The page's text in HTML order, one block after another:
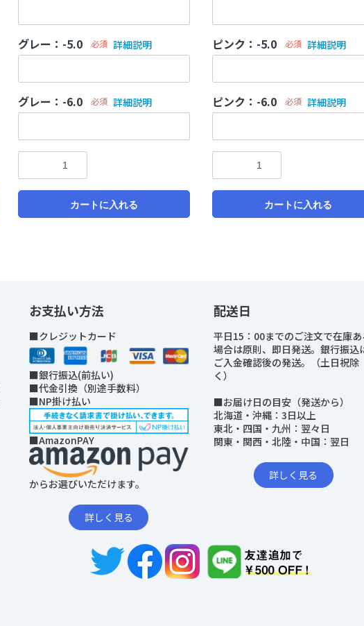
グレー：-5.0 必須 詳細説明
グレー：-6.0 必須 詳細説明
カートに入れる
ピンク：-5.0 必須 詳細説明
ピンク：-6.0 必須 詳細説明
カートに入れる
お支払い方法
■クレジットカード
■銀行振込(前払い)
■代金引換（別途手数料）
■NP掛け払い
■AmazonPAY
からお選びいただけます。
詳しく見る
配送日
平日15：00までのご注文で在庫あ
場合は原則、即日発送。銀行振込
ご入金確認後の発送。（土日祝除
く）
■お届け日の目安（発送から）
北海道・沖縄：3日以上
東北・四国・九州：翌々日
関東・関西・北陸・中国：翌日
詳しく見る